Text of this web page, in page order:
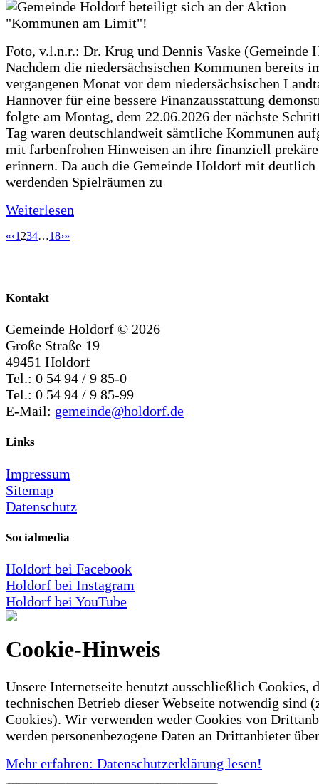
Foto, v.l.n.r.: Dr. Krug und Dennis Vaske (Gemeinde
Nachdem die niedersächsischen Kommunen bereits
vergangenen Monat vor dem niedersächsischen
Hannover für eine bessere Finanzausstattung
folgte am Montag, dem 22.06.2026 der nächste
Tag waren deutschlandweit sämtliche Kommunen
mit farbenfrohen Hinweisen an ihre finanziell
erinnern. Da auch die Gemeinde Holdorf mit deutlich
werdenden Spielräumen zu
Weiterlesen
«‹1 234…18›»
Kontakt
Gemeinde Holdorf © 2026
Große Straße 19
49451 Holdorf
Tel.: 0 54 94 / 9 85-0
Tel.: 0 54 94 / 9 85-99
E-Mail: gemeinde@holdorf.de
Links
Impressum
Sitemap
Datenschutz
Socialmedia
Holdorf bei Facebook
Holdorf bei Instagram
Holdorf bei YouTube
Cookie-Hinweis
Unsere Internetseite benutzt ausschließlich Cookies,
technischen Betrieb dieser Webseite notwendig sind
Cookies). Wir verwenden weder Cookies von
werden personenbezogene Daten an Drittanbieter
Mehr erfahren: Datenschutzerklärung lesen!